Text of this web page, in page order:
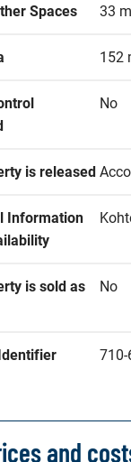
Spaces 33
152
No
is released
Information
is sold as
No
710-
and